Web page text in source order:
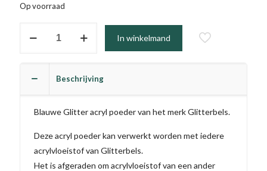
Op voorraad
In winkelmand
Beschrijving
Blauwe Glitter acryl poeder van het merk Glitterbels.
Deze acryl poeder kan verwerkt worden met iedere
acrylvloeistof van Glitterbels.
Het is afgeraden om acrylvloeistof van een ander